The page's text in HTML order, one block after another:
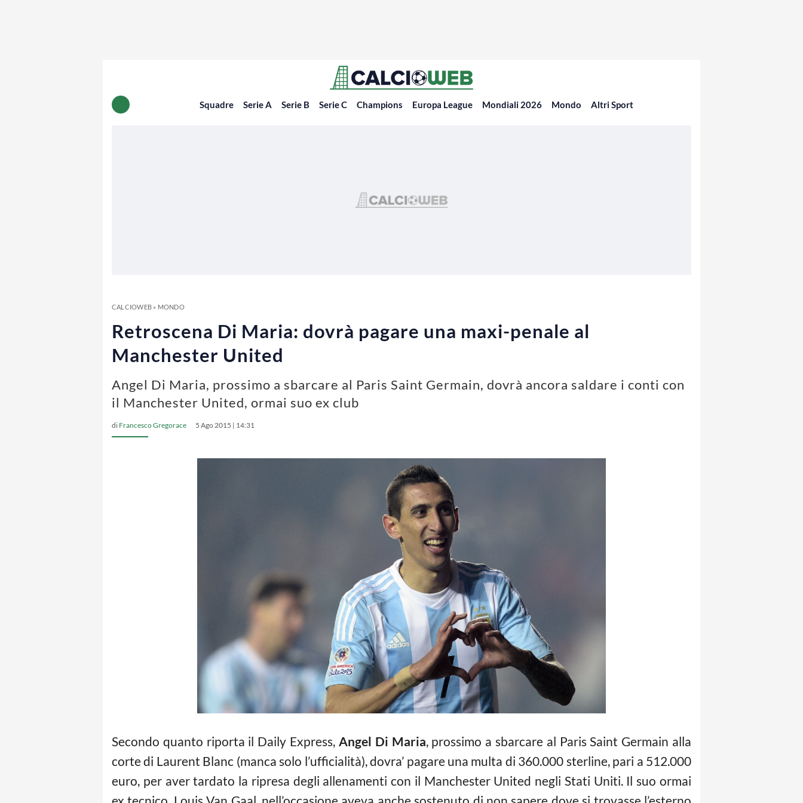
Squadre Serie A Serie B Serie C Champions Europa League Mondiali 2026 Mondo Altri Sport
CALCIOWEB» MONDO
Retroscena Di Maria: dovrà pagare una maxi-penale al
Manchester United
Angel Di Maria, prossimo a sbarcare al Paris Saint Germain, dovrà ancora saldare i conti con
il Manchester United, ormai suo ex club
di Francesco Gregorace 5 Ago 2015 | 14:31
Secondo quanto riporta il Daily Express, Angel Di Maria, prossimo a sbarcare al Paris Saint Germain alla
corte di Laurent Blanc (manca solo l’ufficialità), dovra’ pagare una multa di 360.000 sterline, pari a 512.000
euro, per aver tardato la ripresa degli allenamenti con il Manchester United negli Stati Uniti. Il suo ormai